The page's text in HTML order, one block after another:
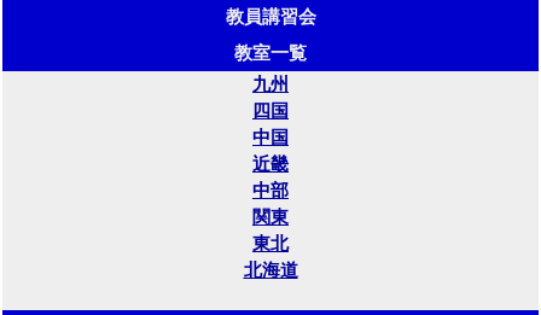
教員講習会
教室一覧
九州
四国
中国
近畿
中部
関東
東北
北海道